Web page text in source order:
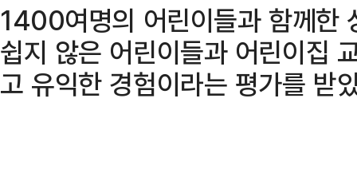
1400여명의 어린이들과 함께한
쉽지 않은 어린이들과 어린이집
고 유익한 경험이라는 평가를 받